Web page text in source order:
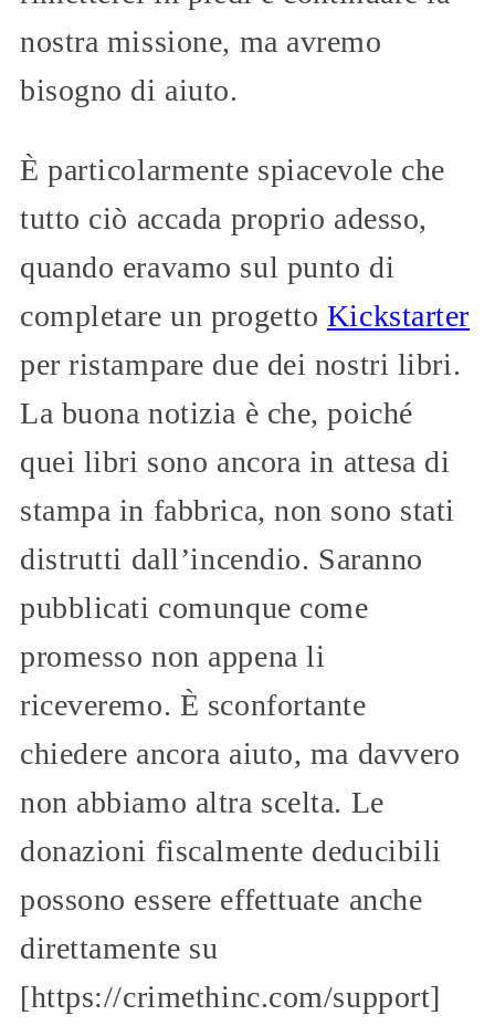
nostra missione, ma avremo
bisogno di aiuto.
È particolarmente spiacevole che
tutto ciò accada proprio adesso,
quando eravamo sul punto di
completare un progetto Kickstarter
per ristampare due dei nostri libri.
La buona notizia è che, poiché
quei libri sono ancora in attesa di
stampa in fabbrica, non sono stati
distrutti dall’incendio. Saranno
pubblicati comunque come
promesso non appena li
riceveremo. È sconfortante
chiedere ancora aiuto, ma davvero
non abbiamo altra scelta. Le
donazioni fiscalmente deducibili
possono essere effettuate anche
direttamente su
[https://crimethinc.com/support]